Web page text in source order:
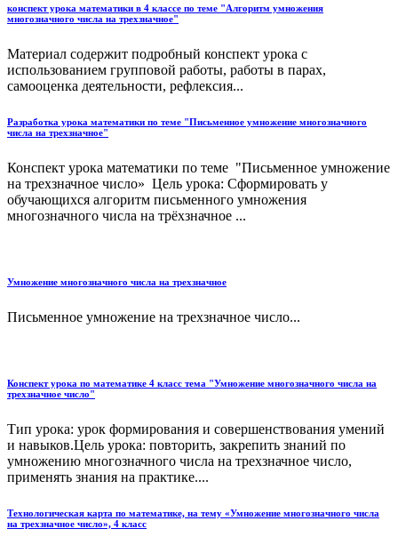
конспект урока математики в 4 классе по теме "Алгоритм умножения
многозначного числа на трехзначное"
Материал содержит подробный конспект урока с
использованием групповой работы, работы в парах,
самооценка деятельности, рефлексия...
Разработка урока математики по теме "Письменное умножение многозначного
числа на трехзначное"
Конспект урока математики по теме "Письменное умножение
на трехзначное число» Цель урока: Сформировать у
обучающихся алгоритм письменного умножения
многозначного числа на трёхзначное ...
Умножение многозначного числа на трехзначное
Письменное умножение на трехзначное число...
Конспект урока по математике 4 класс тема "Умножение многозначного числа на
трехзначное число"
Тип урока: урок формирования и совершенствования умений
и навыков.Цель урока: повторить, закрепить знаний по
умножению многозначного числа на трехзначное число,
применять знания на практике....
Технологическая карта по математике, на тему «Умножение многозначного числа
на трехзначное число», 4 класс